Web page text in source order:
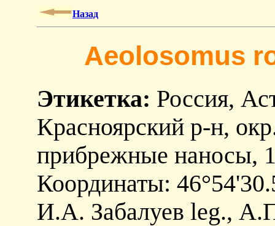
Назад
Aeolosomus
Этикетка: Россия,
Красноярский р-н,
прибрежные наносы,
Координаты:
И.А. Забалуев leg.,